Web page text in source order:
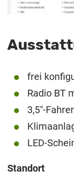
frei
Radio BT
3,5″-
LED-
Standort